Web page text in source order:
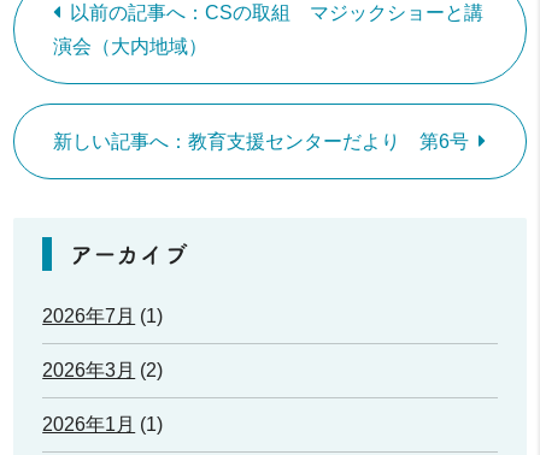
以前の記事へ：CSの取組 マジックショーと講
演会（大内地域）
新しい記事へ：教育支援センターだより 第6号
アーカイブ
2026年7月 (1)
2026年3月 (2)
2026年1月 (1)